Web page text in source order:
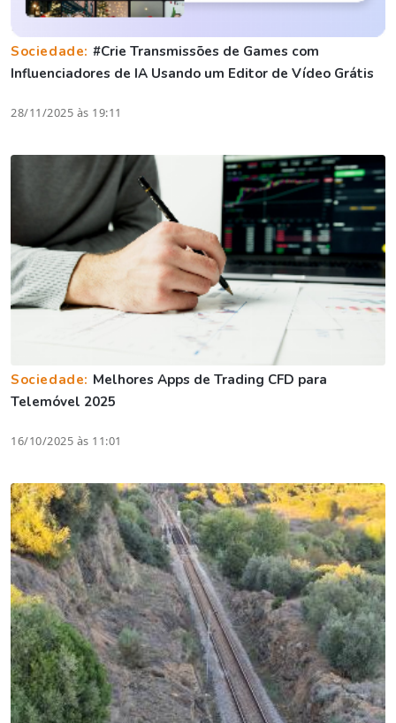
Sociedade: #Crie Transmissões de Games com
Influenciadores de IA Usando um Editor de Vídeo Grátis
28/11/2025 às 19:11
Sociedade: Melhores Apps de Trading CFD para
Telemóvel 2025
16/10/2025 às 11:01